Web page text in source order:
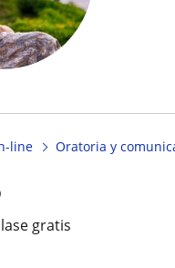
line Oratoria y
gratis